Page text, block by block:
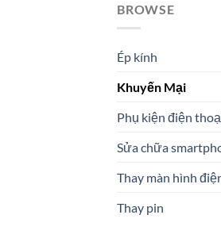
BROWSE
Ép kính
Khuyến Mại
Phụ kiện điện
Sửa chữa
Thay màn hình
Thay pin